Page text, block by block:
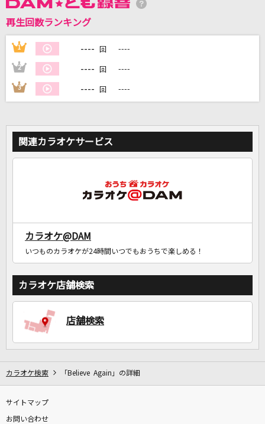
家族や友達と一緒に！練習にも！
再生回数ランキング
1 ---- 回 ----
2 ---- 回 ----
3 ---- 回 ----
関連カラオケサービス
カラオケ@DAM
いつものカラオケが24時間いつでもおうちで楽しめる！
カラオケ店舗検索
店舗検索
カラオケ検索 「Believe Again」の詳細
サイトマップ
お問い合わせ